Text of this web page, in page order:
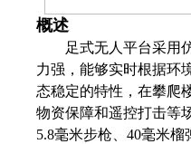
概述
足式无人平台采用
力强，能够实时根据环
态稳定的特性，在攀爬
物资保障和遥控打击等
5.8毫米步枪、 40毫米榴